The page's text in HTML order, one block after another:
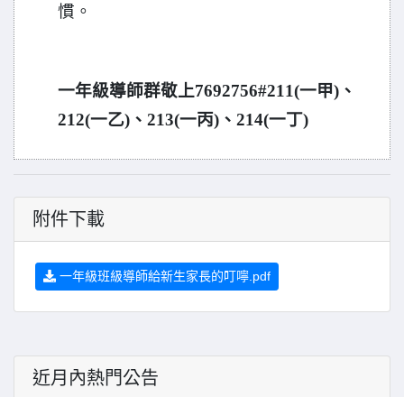
慣。
一年級導師群敬上7692756#211(一甲)、
212(一乙)、213(一丙)、214(一丁)
附件下載
一年級班級導師給新生家長的叮嚀.pdf
近月內熱門公告